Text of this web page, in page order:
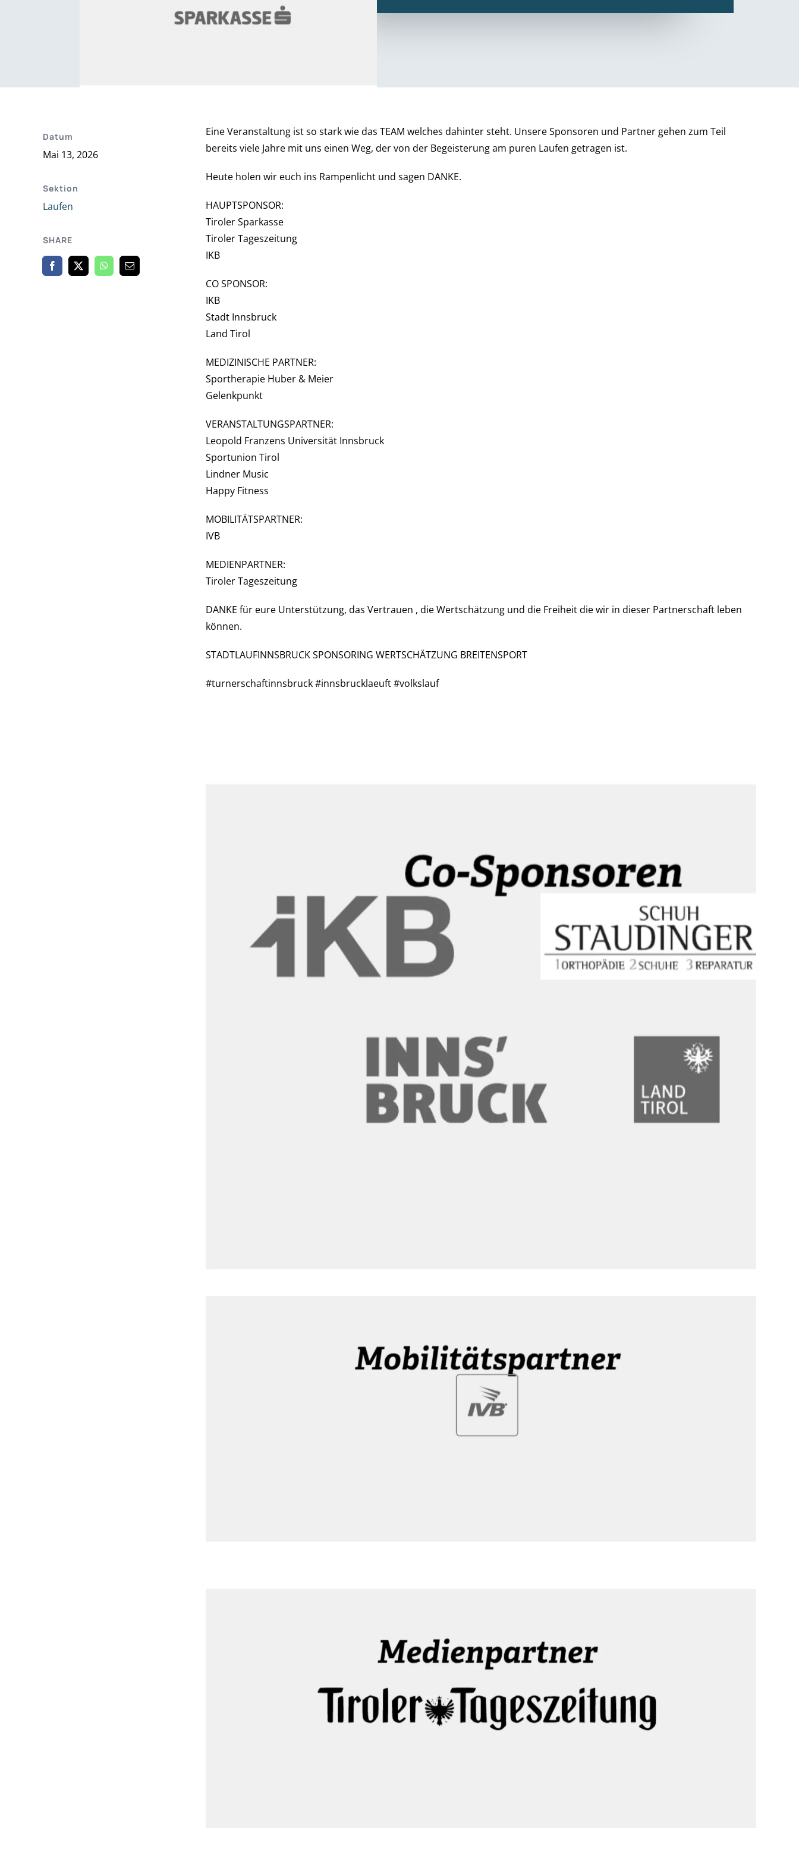
Datum
Mai 13, 2026
Sektion
Laufen
SHARE
Eine Veranstaltung ist so stark wie das TEAM welches dahinter steht. Unsere Sponsoren und Partner gehen zum Teil
bereits viele Jahre mit uns einen Weg, der von der Begeisterung am puren Laufen getragen ist.
Heute holen wir euch ins Rampenlicht und sagen DANKE.
HAUPTSPONSOR:
Tiroler Sparkasse
Tiroler Tageszeitung
IKB
CO SPONSOR:
IKB
Stadt Innsbruck
Land Tirol
MEDIZINISCHE PARTNER:
Sportherapie Huber & Meier
Gelenkpunkt
VERANSTALTUNGSPARTNER:
Leopold Franzens Universität Innsbruck
Sportunion Tirol
Lindner Music
Happy Fitness
MOBILITÄTSPARTNER:
IVB
MEDIENPARTNER:
Tiroler Tageszeitung
DANKE für eure Unterstützung, das Vertrauen , die Wertschätzung und die Freiheit die wir in dieser Partnerschaft leben
können.
STADTLAUFINNSBRUCK SPONSORING WERTSCHÄTZUNG BREITENSPORT
#turnerschaftinnsbruck #innsbrucklaeuft #volkslauf